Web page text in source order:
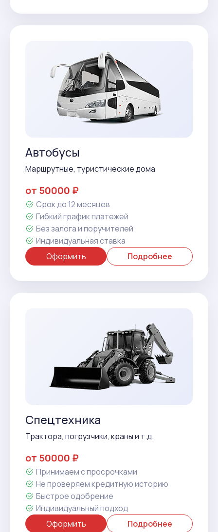
Автобусы
Маршрутные, туристические дома
от 50000 ₽
Срок до 12 месяцев
Гибкий график платежей
Без залога и поручителей
Индивидуальная ставка
Оформить
Подробнее
Спецтехника
Трактора, погрузчики, краны и т.д.
от 50000 ₽
Принимаем с просрочками
Не проверяем кредитную историю
Быстрое одобрение
Индивидуальный подход
Оформить
Подробнее